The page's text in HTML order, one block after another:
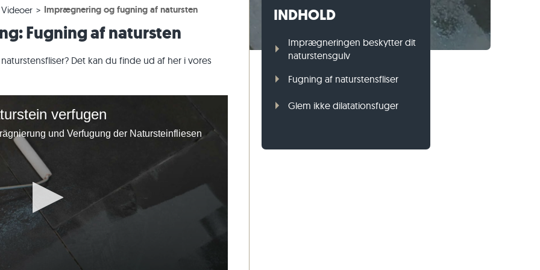
Belægningssten af kalksten
Belægningssten af kvartsit
af gnejs
af kalksten
Mursten af travertin
Mursten af kvartsit
Græsplænekant i gnejs
Videoer Imprægnering og fugning af natursten
Fugning af natursten
Det kan du finde ud af her i vores
verfugen
und Verfugung der Natursteinfliesen
INDHOLD
Imprægneringen beskytter dit
naturstensgulv
Fugning af naturstensfliser
Glem ikke dilatationsfuger